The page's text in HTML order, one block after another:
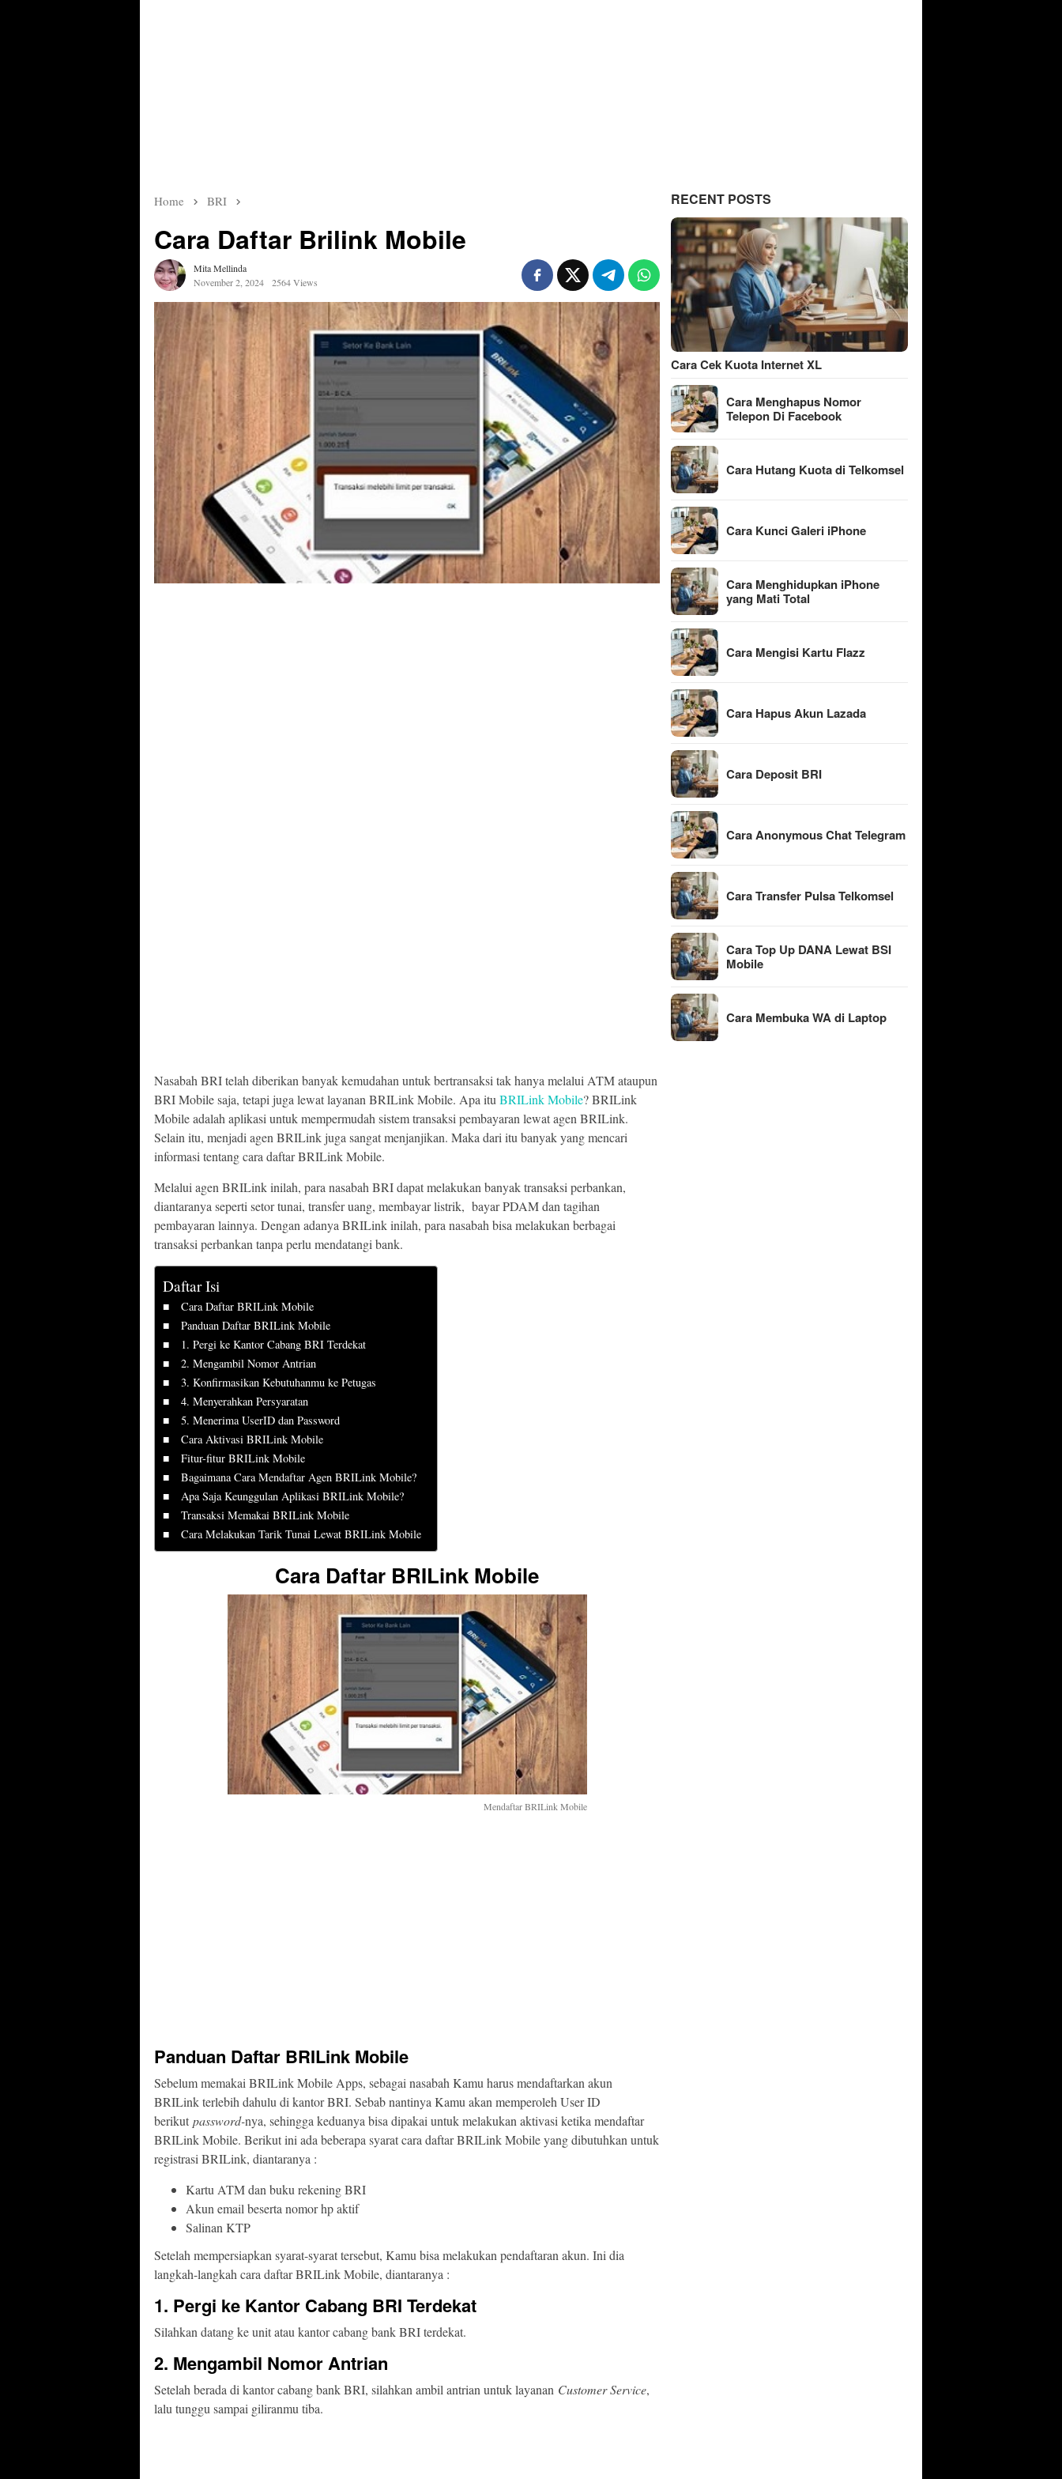
Home BRI
Cara Daftar Brilink Mobile
Mita Mellinda
November 2, 2024
2564 Views
Nasabah BRI telah diberikan banyak kemudahan untuk bertransaksi tak hanya melalui ATM ataupun
BRI Mobile saja, tetapi juga lewat layanan BRILink Mobile. Apa itu BRILink Mobile? BRILink
Mobile adalah aplikasi untuk mempermudah sistem transaksi pembayaran lewat agen BRILink.
Selain itu, menjadi agen BRILink juga sangat menjanjikan. Maka dari itu banyak yang mencari
informasi tentang cara daftar BRILink Mobile.
Melalui agen BRILink inilah, para nasabah BRI dapat melakukan banyak transaksi perbankan,
diantaranya seperti setor tunai, transfer uang, membayar listrik, bayar PDAM dan tagihan
pembayaran lainnya. Dengan adanya BRILink inilah, para nasabah bisa melakukan berbagai
transaksi perbankan tanpa perlu mendatangi bank.
Daftar Isi
Cara Daftar BRILink Mobile
Panduan Daftar BRILink Mobile
1. Pergi ke Kantor Cabang BRI Terdekat
2. Mengambil Nomor Antrian
3. Konfirmasikan Kebutuhanmu ke Petugas
4. Menyerahkan Persyaratan
5. Menerima UserID dan Password
Cara Aktivasi BRILink Mobile
Fitur-fitur BRILink Mobile
Bagaimana Cara Mendaftar Agen BRILink Mobile?
Apa Saja Keunggulan Aplikasi BRILink Mobile?
Transaksi Memakai BRILink Mobile
Cara Melakukan Tarik Tunai Lewat BRILink Mobile
Cara Daftar BRILink Mobile
Mendaftar BRILink Mobile
Panduan Daftar BRILink Mobile
Sebelum memakai BRILink Mobile Apps, sebagai nasabah Kamu harus mendaftarkan akun
BRILink terlebih dahulu di kantor BRI. Sebab nantinya Kamu akan memperoleh User ID
berikut password-nya, sehingga keduanya bisa dipakai untuk melakukan aktivasi ketika mendaftar
BRILink Mobile. Berikut ini ada beberapa syarat cara daftar BRILink Mobile yang dibutuhkan untuk
registrasi BRILink, diantaranya :
Kartu ATM dan buku rekening BRI
Akun email beserta nomor hp aktif
Salinan KTP
Setelah mempersiapkan syarat-syarat tersebut, Kamu bisa melakukan pendaftaran akun. Ini dia
langkah-langkah cara daftar BRILink Mobile, diantaranya :
1. Pergi ke Kantor Cabang BRI Terdekat
Silahkan datang ke unit atau kantor cabang bank BRI terdekat.
2. Mengambil Nomor Antrian
Setelah berada di kantor cabang bank BRI, silahkan ambil antrian untuk layanan Customer Service,
lalu tunggu sampai giliranmu tiba.
RECENT POSTS
Cara Cek Kuota Internet XL
Cara Menghapus Nomor
Telepon Di Facebook
Cara Hutang Kuota di Telkomsel
Cara Kunci Galeri iPhone
Cara Menghidupkan iPhone
yang Mati Total
Cara Mengisi Kartu Flazz
Cara Hapus Akun Lazada
Cara Deposit BRI
Cara Anonymous Chat Telegram
Cara Transfer Pulsa Telkomsel
Cara Top Up DANA Lewat BSI
Mobile
Cara Membuka WA di Laptop